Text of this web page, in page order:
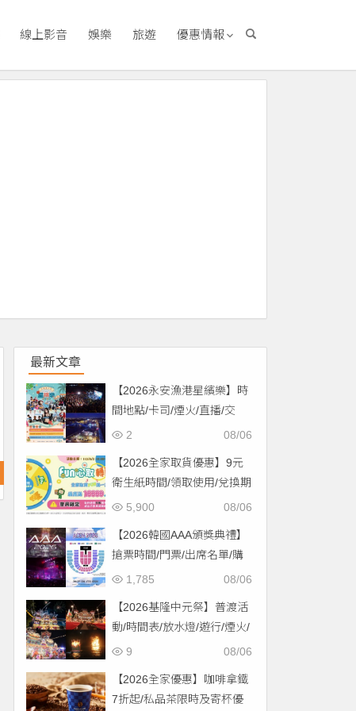
線上影音 娛樂 旅遊 優惠情報
最新文章
【2026永安漁港星繽樂】時
間地點/卡司/煙火/直播/交
通，免費入場！
08/06
2
【2026全家取貨優惠】9元
衛生紙時間/領取使用/兌換期
限一次看！
08/06
5,900
【2026韓國AAA頒獎典禮】
搶票時間/門票/出席名單/購
票一次看！
08/06
1,785
【2026基隆中元祭】普渡活
動/時間表/放水燈/遊行/煙火/
交通一次看！
08/06
9
【2026全家優惠】咖啡拿鐵
7折起/私品茶限時及寄杯優